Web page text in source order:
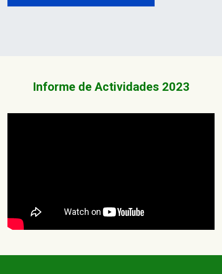
Informe de Actividades 2023